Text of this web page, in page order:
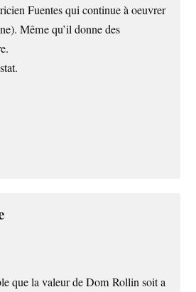
Fuentes qui continue à oeuvrer
Même qu’il donne des
que la valeur de Dom Rollin soit a